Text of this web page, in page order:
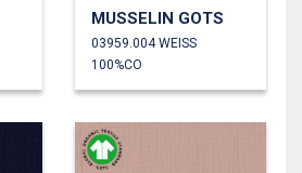
MUSSELIN GOTS
03959.004 WEISS
100%CO